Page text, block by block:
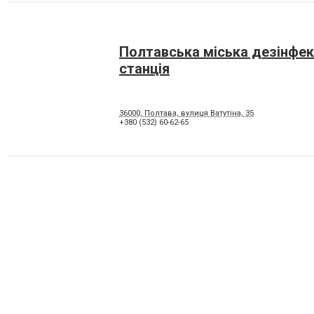
Полтавська міська
станція
36000, Полтава, вулиця Ватутіна, 35
+380 (532) 60-62-65